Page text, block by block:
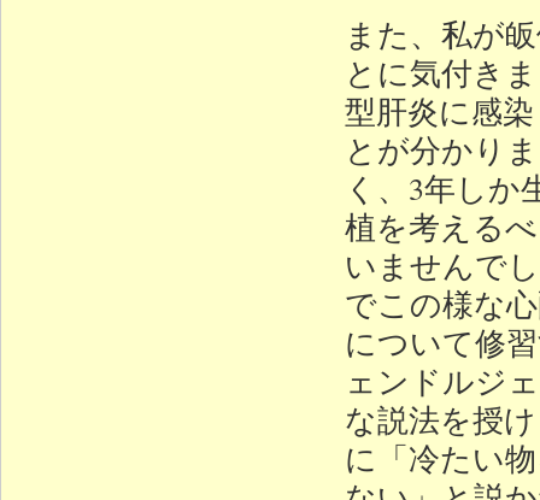
また、私が
とに気付き
型肝炎に感
とが分かり
く、3年し
植を考える
いませんで
でこの様な
について修
ェンドルジ
な説法を授
に「冷たい